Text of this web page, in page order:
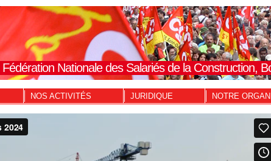
Fédération Nationale des Salariés de la Construction,
NOS ACTIVITÉS JURIDIQUE NOTRE